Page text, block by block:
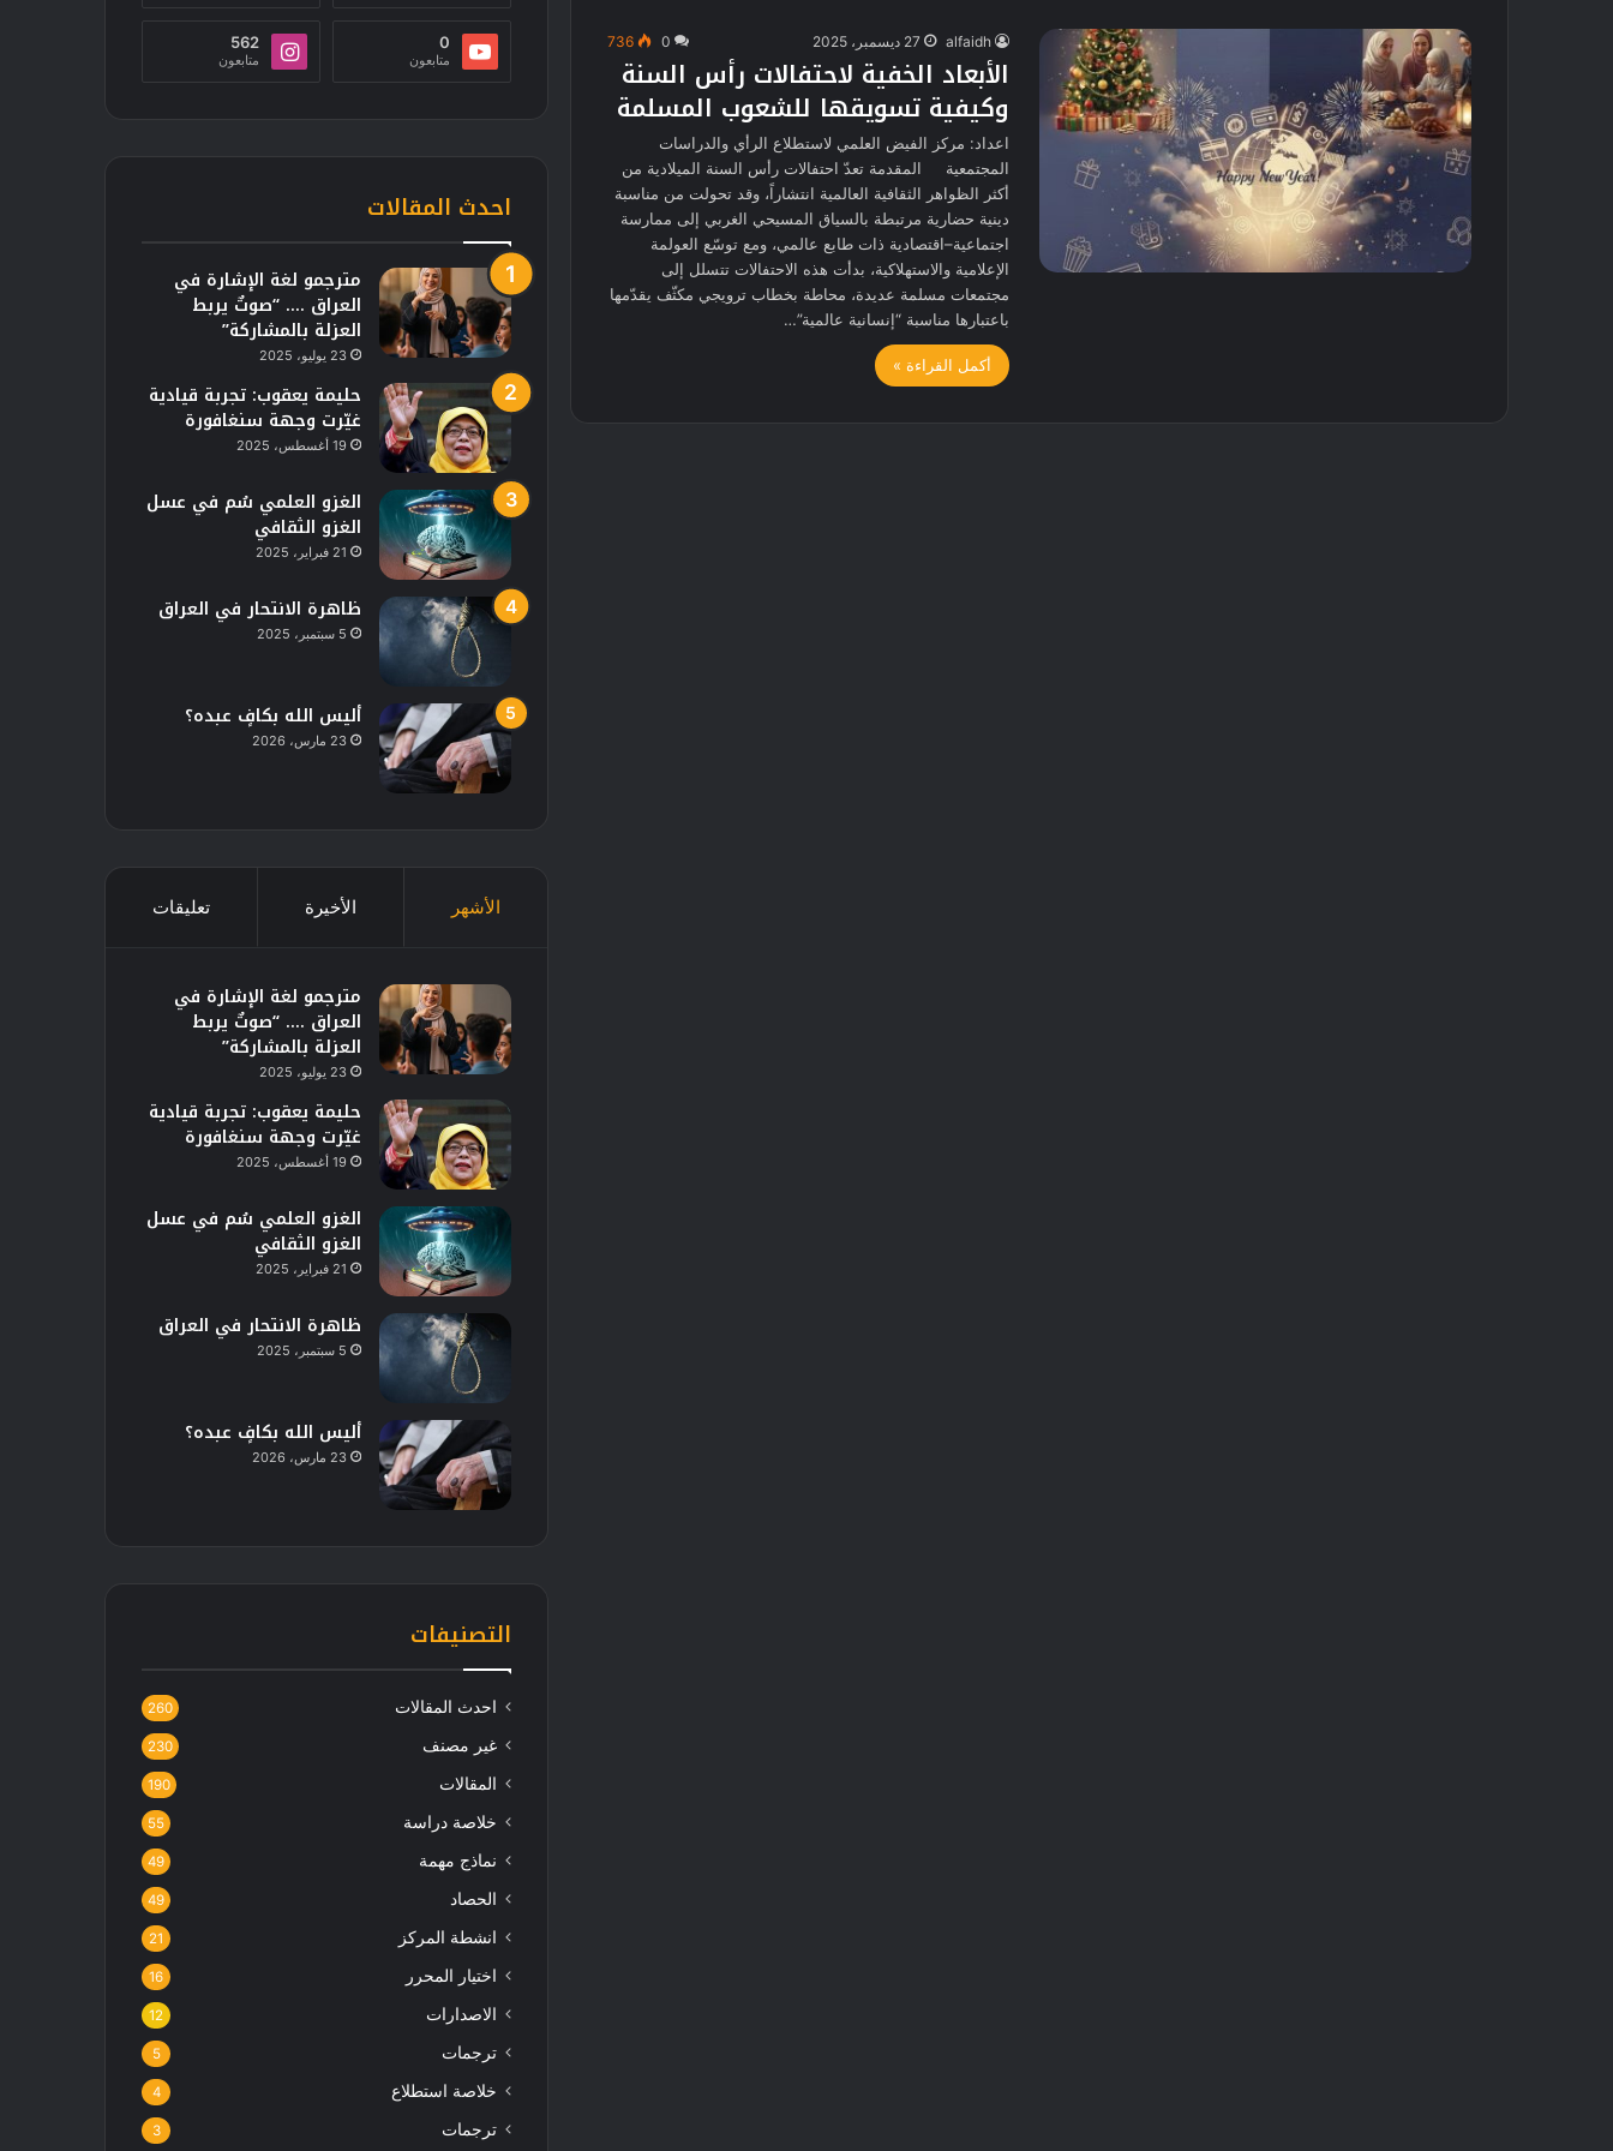
alfaidh 27 ديسمبر، 2025 0
736
الأبعاد الخفية لاحتفالات رأس السنة
وكيفية تسويقها للشعوب المسلمة
اعداد: مركز الفيض العلمي لاستطلاع الرأي والدراسات
المجتمعية المقدمة تعدّ احتفالات رأس السنة الميلادية من
أكثر الظواهر الثقافية العالمية انتشاراً، وقد تحولت من مناسبة
دينية حضارية مرتبطة بالسياق المسيحي الغربي إلى ممارسة
اجتماعية–اقتصادية ذات طابع عالمي، ومع توسّع العولمة
الإعلامية والاستهلاكية، بدأت هذه الاحتفالات تتسلل إلى
مجتمعات مسلمة عديدة، محاطة بخطاب ترويجي مكثّف يقدّمها
باعتبارها مناسبة “إنسانية عالمية”…
أكمل القراءة »
0
متابعون
562
متابعون
احدث المقالات
مترجمو لغة الإشارة في
العراق …. “صوتٌ يربط
العزلة بالمشاركة”
23 يوليو، 2025
حليمة يعقوب: تجربة قيادية
غيّرت وجهة سنغافورة
19 أغسطس، 2025
الغزو العلمي سُم في عسل
الغزو الثقافي
21 فبراير، 2025
ظاهرة الانتحار في العراق
5 سبتمبر، 2025
أليس الله بكافٍ عبده؟
23 مارس، 2026
الأشهر الأخيرة تعليقات
مترجمو لغة الإشارة في
العراق …. “صوتٌ يربط
العزلة بالمشاركة”
23 يوليو، 2025
حليمة يعقوب: تجربة قيادية
غيّرت وجهة سنغافورة
19 أغسطس، 2025
الغزو العلمي سُم في عسل
الغزو الثقافي
21 فبراير، 2025
ظاهرة الانتحار في العراق
5 سبتمبر، 2025
أليس الله بكافٍ عبده؟
23 مارس، 2026
التصنيفات
احدث المقالات 260
غير مصنف 230
المقالات 190
خلاصة دراسة 55
نماذج مهمة 49
الحصاد 49
انشطة المركز 21
اختيار المحرر 16
الاصدارات 12
ترجمات 5
خلاصة استطلاع 4
ترجمات 3